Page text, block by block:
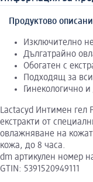
Продуктово
Изключително
Дългатрайно
Обогатен с
Подходящ за
Гинекологично
Lactacyd Интимен гел
екстракти от
овлажняване на
кожа, до 8 часа.
dm артикулен номер
GTIN: 5391520949111